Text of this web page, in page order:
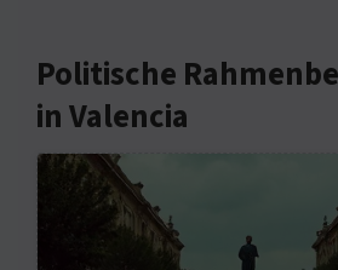
Politische
in Valencia